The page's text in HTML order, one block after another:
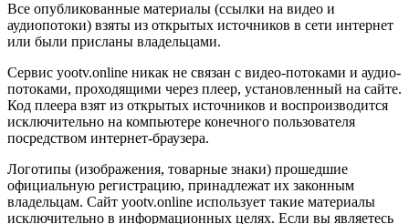
Все опубликованные материалы (ссылки на видео и
аудиопотоки) взяты из открытых источников в сети интернет
или были присланы владельцами.
Сервис yootv.online никак не связан с видео-потоками и аудио-
потоками, проходящими через плеер, установленный на сайте.
Код плеера взят из открытых источников и воспроизводится
исключительно на компьютере конечного пользователя
посредством интернет-браузера.
Логотипы (изображения, товарные знаки) прошедшие
официальную регистрацию, принадлежат их законным
владельцам. Сайт yootv.online использует такие материалы
исключительно в информационных целях. Если вы являетесь